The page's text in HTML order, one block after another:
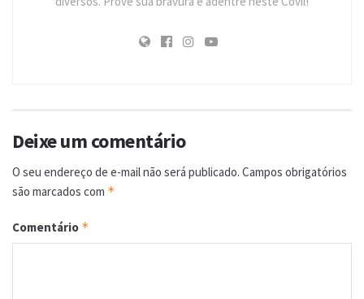
Deixe um comentário
O seu endereço de e-mail não será publicado. Campos obrigatórios
são marcados com *
Comentário *